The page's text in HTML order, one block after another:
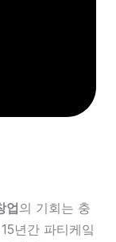
업의 기회는 충
년간 파티케잌